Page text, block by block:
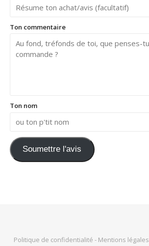
Ton commentaire
Ton nom
Soumettre l'avis
Politique de confidentialité - Mentions légales